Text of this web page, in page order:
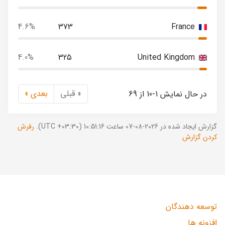
France
373
4.6%
United Kingdom
325
4.0%
در حال نمایش 1-10 از 69 « قبلی بعدی »
گزارش ایجاد شده در 2026-08-07 ساعت 10:51:16 (UTC +03:30).
رفرش
کردن گزارش
توسعه دهندگان